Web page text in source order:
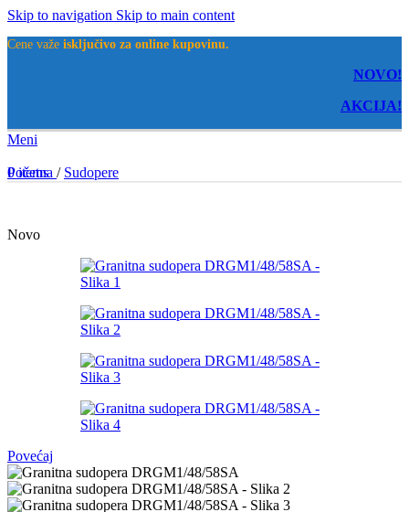
Skip to navigation Skip to main content
Cene važe isključivo za online kupovinu.
NOVO!
AKCIJA!
Meni
0items
Početna / Sudopere
Novo
Povećaj